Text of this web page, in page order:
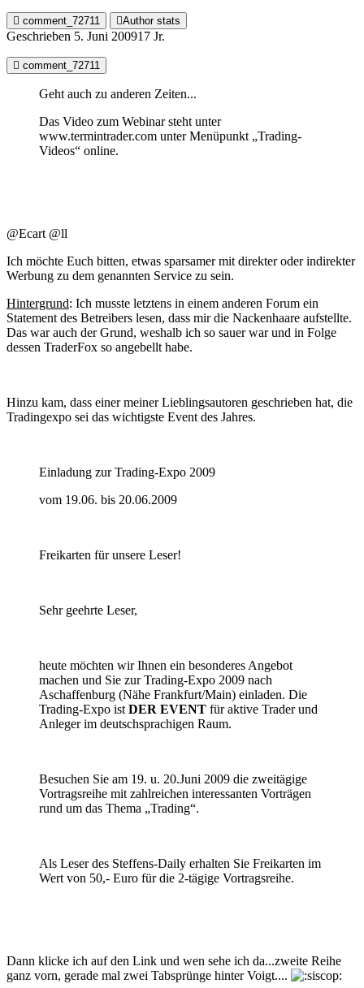
comment_72711 Author stats
Geschrieben 5. Juni 200917 Jr.
comment_72711
Geht auch zu anderen Zeiten...
Das Video zum Webinar steht unter
www.termintrader.com unter Menüpunkt „Trading-
Videos“ online.
@Ecart @ll
Ich möchte Euch bitten, etwas sparsamer mit direkter oder indirekter
Werbung zu dem genannten Service zu sein.
Hintergrund: Ich musste letztens in einem anderen Forum ein
Statement des Betreibers lesen, dass mir die Nackenhaare aufstellte.
Das war auch der Grund, weshalb ich so sauer war und in Folge
dessen TraderFox so angebellt habe.
Hinzu kam, dass einer meiner Lieblingsautoren geschrieben hat, die
Tradingexpo sei das wichtigste Event des Jahres.
Einladung zur Trading-Expo 2009
vom 19.06. bis 20.06.2009
Freikarten für unsere Leser!
Sehr geehrte Leser,
heute möchten wir Ihnen ein besonderes Angebot
machen und Sie zur Trading-Expo 2009 nach
Aschaffenburg (Nähe Frankfurt/Main) einladen. Die
Trading-Expo ist DER EVENT für aktive Trader und
Anleger im deutschsprachigen Raum.
Besuchen Sie am 19. u. 20.Juni 2009 die zweitägige
Vortragsreihe mit zahlreichen interessanten Vorträgen
rund um das Thema „Trading“.
Als Leser des Steffens-Daily erhalten Sie Freikarten im
Wert von 50,- Euro für die 2-tägige Vortragsreihe.
Dann klicke ich auf den Link und wen sehe ich da...zweite Reihe
ganz vorn, gerade mal zwei Tabsprünge hinter Voigt....